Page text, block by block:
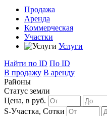
Продажа
Аренда
Коммерческая
Участки
Услуги
Найти по ID По ID
В продажу В аренду
Районы
Статус земли
Цена, в руб.
S-Участка, Сотки